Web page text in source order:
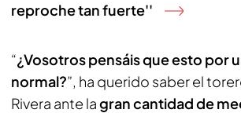
reproche tan fuerte''
“¿Vosotros pensáis que esto por
normal?”, ha querido saber el
Rivera ante lagran cantidad de